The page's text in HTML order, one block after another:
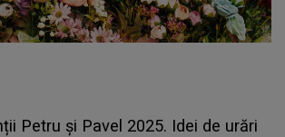
Petru și Pavel 2025. Idei de urări